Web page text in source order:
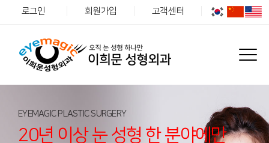
로그인 회원가입 고객센터
EYEMAGIC PLASTIC SURGERY
20년 이상 눈 성형 한 분야에만